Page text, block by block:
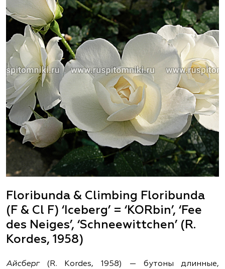
Floribunda & Climbing Floribunda
(F & Cl F) ‘Iceberg’ = ‘KORbin’, ‘Fee
des Neiges’, ‘Schneewittchen’ (R.
Kordes, 1958)
Айсберг(R. Kordes, 1958) — бутоны длинные,